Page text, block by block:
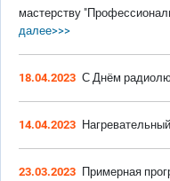
мастерству
далее>>>
18.04.2023 С Днём
14.04.2023
23.03.2023 Примерная